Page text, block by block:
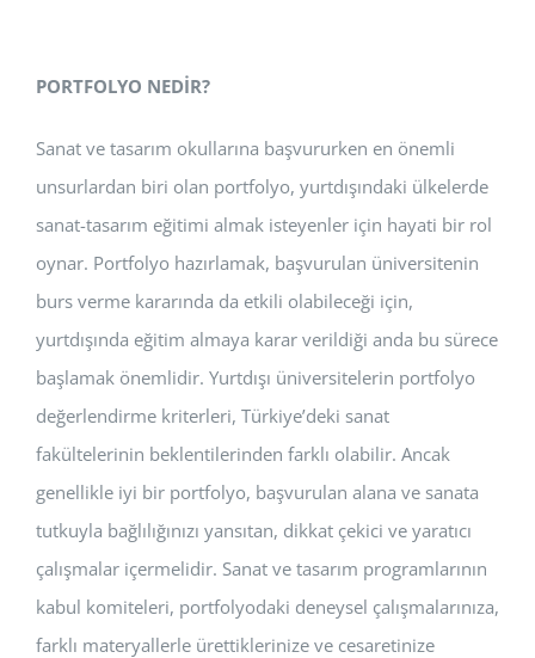
PORTFOLYO NEDİR?
Sanat ve tasarım okullarına başvururken en önemli
unsurlardan biri olan portfolyo, yurtdışındaki ülkelerde
sanat-tasarım eğitimi almak isteyenler için hayati bir rol
oynar. Portfolyo hazırlamak, başvurulan üniversitenin
burs verme kararında da etkili olabileceği için,
yurtdışında eğitim almaya karar verildiği anda bu sürece
başlamak önemlidir. Yurtdışı üniversitelerin portfolyo
değerlendirme kriterleri, Türkiye’deki sanat
fakültelerinin beklentilerinden farklı olabilir. Ancak
genellikle iyi bir portfolyo, başvurulan alana ve sanata
tutkuyla bağlılığınızı yansıtan, dikkat çekici ve yaratıcı
çalışmalar içermelidir. Sanat ve tasarım programlarının
kabul komiteleri, portfolyodaki deneysel çalışmalarınıza,
farklı materyallerle ürettiklerinize ve cesaretinize